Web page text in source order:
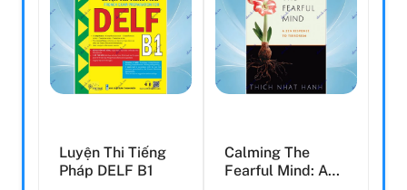
Luyện Thi Tiếng
Pháp DELF B1
Calming The
Fearful Mind: A